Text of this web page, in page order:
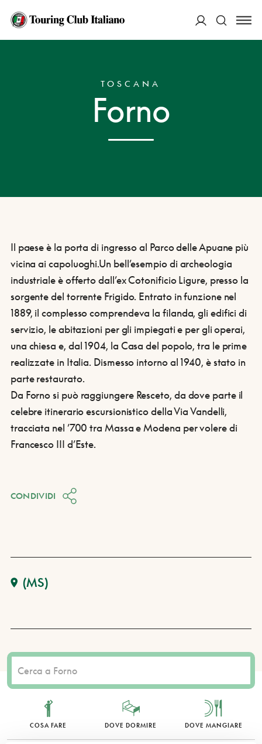
HOME
TOSCANA
Forno
Il paese è la porta di ingresso al Parco delle Apuane più
vicina ai capoluoghi.Un bell’esempio di archeologia
industriale è offerto dall’ex Cotonificio Ligure, presso la
sorgente del torrente Frigido. Entrato in funzione nel
1889, il complesso comprendeva la filanda, gli edifici di
servizio, le abitazioni per gli impiegati e per gli operai,
una chiesa e, dal 1904, la Casa del popolo, tra le prime
realizzate in Italia. Dismesso intorno al 1940, è stato in
parte restaurato.
Da Forno si può raggiungere Resceto, da dove parte il
celebre itinerario escursionistico della Via Vandelli,
tracciata nel ’700 tra Massa e Modena per volere di
Francesco III d’Este.
CONDIVIDI
(MS)
COSA FARE DOVE DORMIRE DOVE MANGIARE